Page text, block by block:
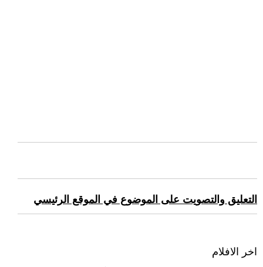
التعليق والتصويت على الموضوع في الموقع الرئيسي
اخر الافلام